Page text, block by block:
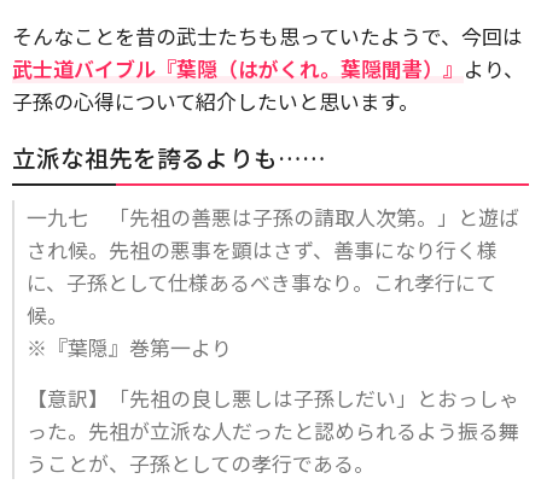
そんなことを昔の武士たちも思っていたようで、今回は
武士道バイブル『葉隠（はがくれ。葉隠聞書）』 より、
子孫の心得について紹介したいと思います。
立派な祖先を誇るよりも……
一九七 「先祖の善悪は子孫の請取人次第。」と遊ば
され候。先祖の悪事を顕はさず、善事になり行く様
に、子孫として仕様あるべき事なり。これ孝行にて
候。
※『葉隠』巻第一より
【意訳】「先祖の良し悪しは子孫しだい」とおっしゃ
った。先祖が立派な人だったと認められるよう振る舞
うことが、子孫としての孝行である。